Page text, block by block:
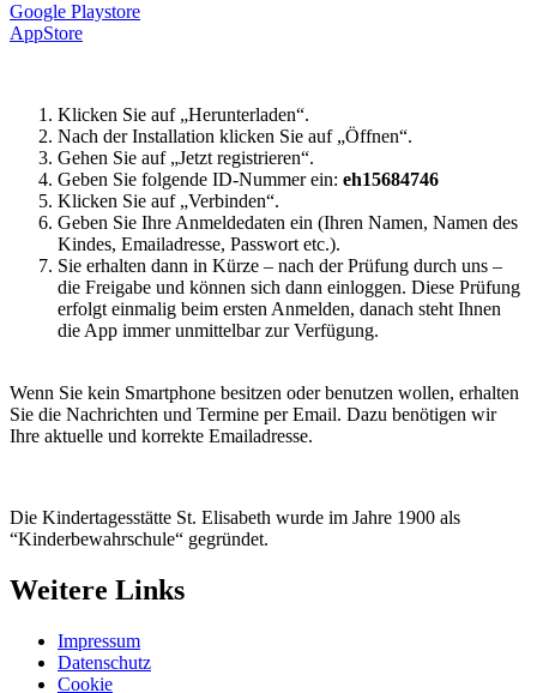
Google Playstore
AppStore
Klicken Sie auf „Herunterladen“.
Nach der Installation klicken Sie auf „Öffnen“.
Gehen Sie auf „Jetzt registrieren“.
Geben Sie folgende ID-Nummer ein: eh15684746
Klicken Sie auf „Verbinden“.
Geben Sie Ihre Anmeldedaten ein (Ihren Namen, Namen des
Kindes, Emailadresse, Passwort etc.).
Sie erhalten dann in Kürze – nach der Prüfung durch uns –
die Freigabe und können sich dann einloggen. Diese Prüfung
erfolgt einmalig beim ersten Anmelden, danach steht Ihnen
die App immer unmittelbar zur Verfügung.
Wenn Sie kein Smartphone besitzen oder benutzen wollen, erhalten
Sie die Nachrichten und Termine per Email. Dazu benötigen wir
Ihre aktuelle und korrekte Emailadresse.
Die Kindertagesstätte St. Elisabeth wurde im Jahre 1900 als
“Kinderbewahrschule“ gegründet.
Weitere Links
Impressum
Datenschutz
Cookie